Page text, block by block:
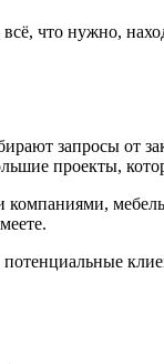
что нужно,
запросы от
проекты,